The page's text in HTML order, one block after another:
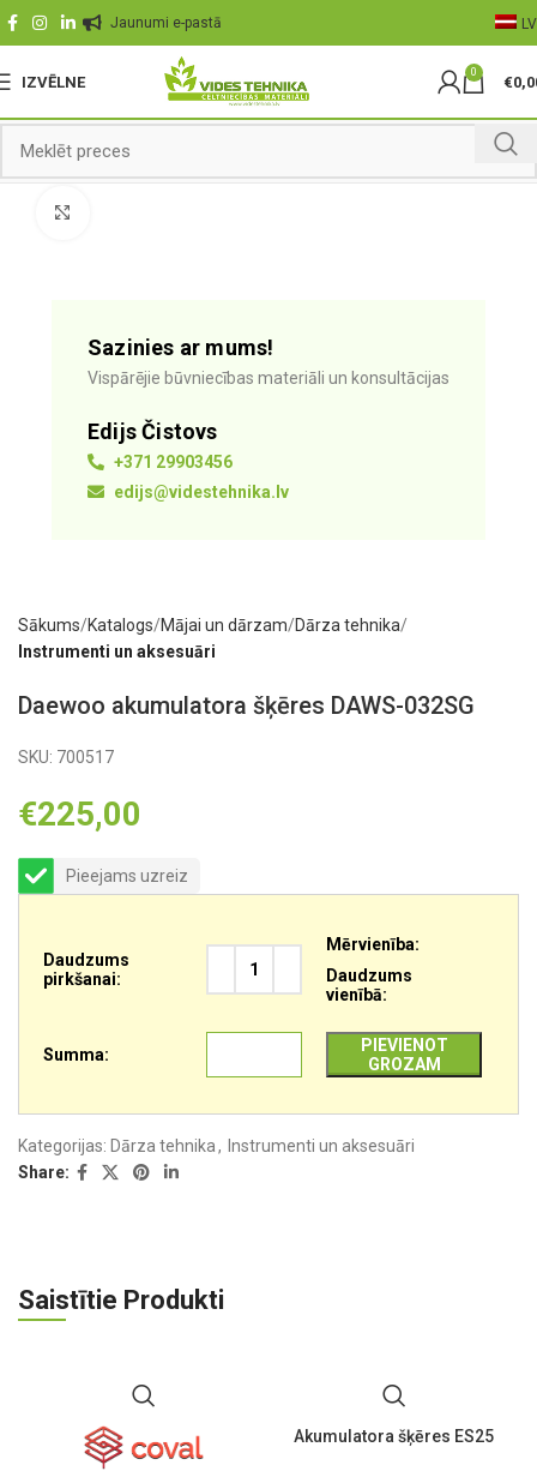
Jaunumi e-pastā LV
IZVĒLNE
0
€
Sazinies ar mums!
Vispārējie būvniecības materiāli un konsultācijas
Edijs Čistovs
+371 29903456
edijs@videstehnika.lv
Sākums Katalogs Mājai un dārzam Dārza tehnika
Instrumenti un aksesuāri
Daewoo akumulatora šķēres DAWS-032SG
SKU: 700517
€225,00
Pieejams uzreiz
Daudzums
pirkšanai:
Mērvienība:
Daudzums
vienībā:
Summa:
PIEVIENOT
GROZAM
Kategorijas: Dārza tehnika, Instrumenti un aksesuāri
Share:
Saistītie Produkti
Akumulatora šķēres ES25